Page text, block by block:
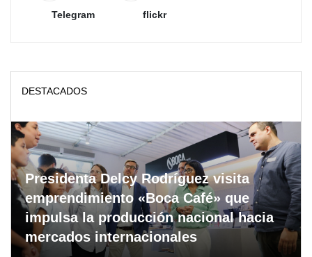
Telegram flickr
DESTACADOS
Presidenta Delcy Rodríguez visita
emprendimiento «Boca Café» que
impulsa la producción nacional hacia
mercados internacionales